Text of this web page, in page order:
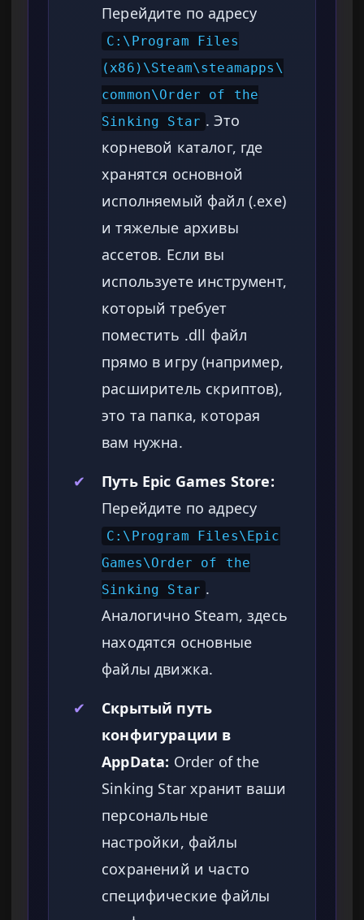
Перейдите по адресу
C:\Program Files
(x86)\Steam\steamapps\
common\Order of the
Sinking Star . Это
корневой каталог, где
хранятся основной
исполняемый файл (.exe)
и тяжелые архивы
ассетов. Если вы
используете инструмент,
который требует
поместить .dll файл
прямо в игру (например,
расширитель скриптов),
это та папка, которая
вам нужна.
✔
Путь Epic Games Store:
Перейдите по адресу
C:\Program Files\Epic
Games\Order of the
Sinking Star .
Аналогично Steam, здесь
находятся основные
файлы движка.
✔
Скрытый путь
конфигурации в
AppData: Order of the
Sinking Star хранит ваши
персональные
настройки, файлы
сохранений и часто
специфические файлы